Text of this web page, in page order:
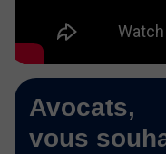
Avocats,
vous